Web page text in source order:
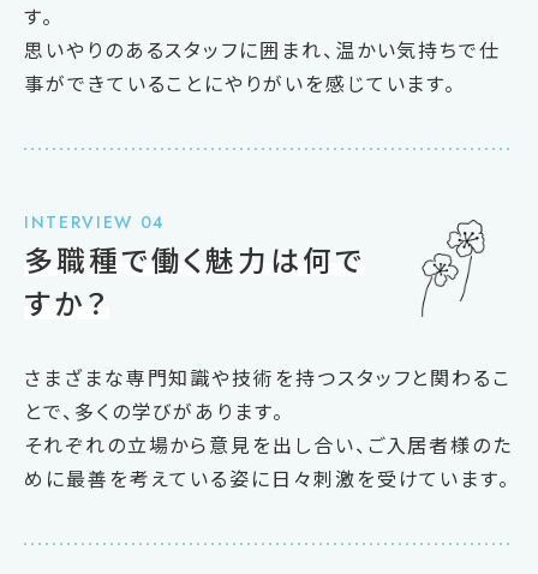
す。
思いやりのあるスタッフに囲まれ、温かい気持ちで仕
事ができていることにやりがいを感じています。
INTERVIEW 04
多職種で働く魅力は何で
すか？
さまざまな専門知識や技術を持つスタッフと関わるこ
とで、多くの学びがあります。
それぞれの立場から意見を出し合い、ご入居者様のた
めに最善を考えている姿に日々刺激を受けています。